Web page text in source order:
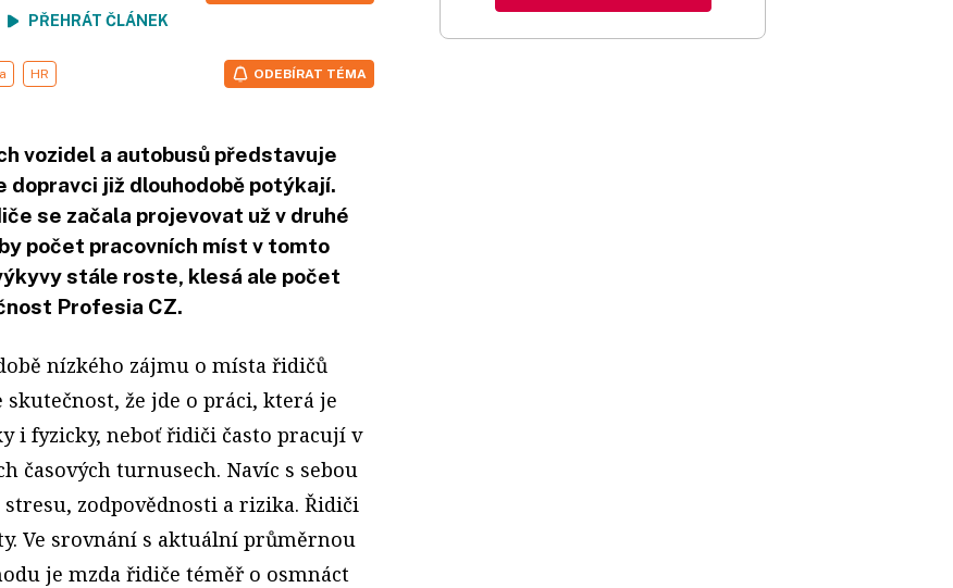
PŘEHRÁT ČLÁNEK
HR ODEBÍRAT TÉMA
vozidel a autobusů představuje
dopravci již dlouhodobě potýkají.
se začala projevovat už v druhé
počet pracovních míst v tomto
stále roste, klesá ale počet
Profesia CZ.
nízkého zájmu o místa řidičů
skutečnost, že jde o práci, která je
i fyzicky, neboť řidiči často pracují v
časových turnusech. Navíc s sebou
zodpovědnosti a rizika. Řidiči
Ve srovnání s aktuální průměrnou
je mzda řidiče téměř o osmnáct